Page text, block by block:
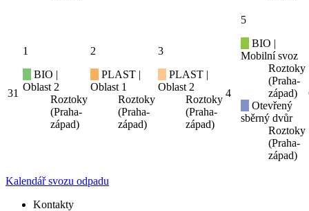
31
1
BIO |
Oblast 2
Roztoky
(Praha-
západ)
2
PLAST |
Oblast 1
Roztoky
(Praha-
západ)
3
PLAST |
Oblast 2
Roztoky
(Praha-
západ)
4
5
BIO |
Mobilní svoz
Roztoky
(Praha-
západ)
Otevřený
sběrný dvůr
Roztoky
(Praha-
západ)
Kalendář svozu odpadu
Kontakty